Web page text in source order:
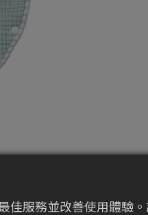
服務並改善使用體驗